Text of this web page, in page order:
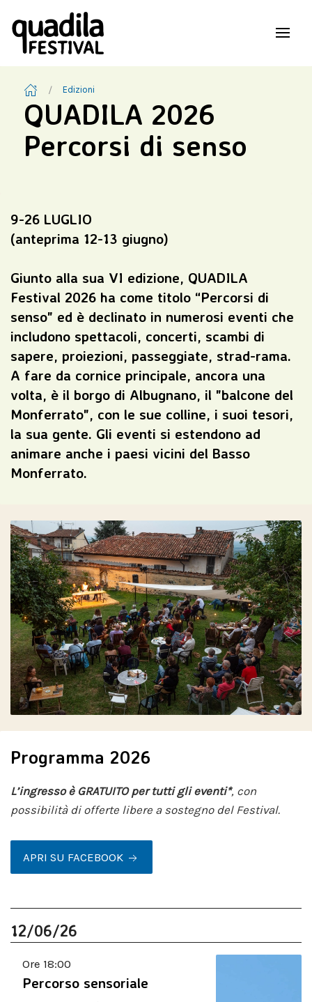
Edizioni
QUADILA 2026
Percorsi di senso
9-26 LUGLIO
(anteprima 12-13 giugno)
Giunto alla sua VI edizione, QUADILA
Festival 2026 ha come titolo “Percorsi di
senso" ed è declinato in numerosi eventi che
includono spettacoli, concerti, scambi di
sapere, proiezioni, passeggiate, strad-rama.
A fare da cornice principale, ancora una
volta, è il borgo di Albugnano, il "balcone del
Monferrato", con le sue colline, i suoi tesori,
la sua gente. Gli eventi si estendono ad
animare anche i paesi vicini del Basso
Monferrato.
Programma 2026
L’ingresso è GRATUITO per tutti gli eventi*, con
possibilità di offerte libere a sostegno del Festival.
APRI SU FACEBOOK
12/06/26
Ore 18:00
Percorso sensoriale